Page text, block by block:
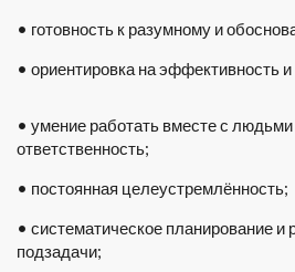
• готовность к разумному и
• ориентировка на эффективность и
• умение работать вместе с
ответственность;
• постоянная целеустремлённость;
• систематическое планирование и
подзадачи;